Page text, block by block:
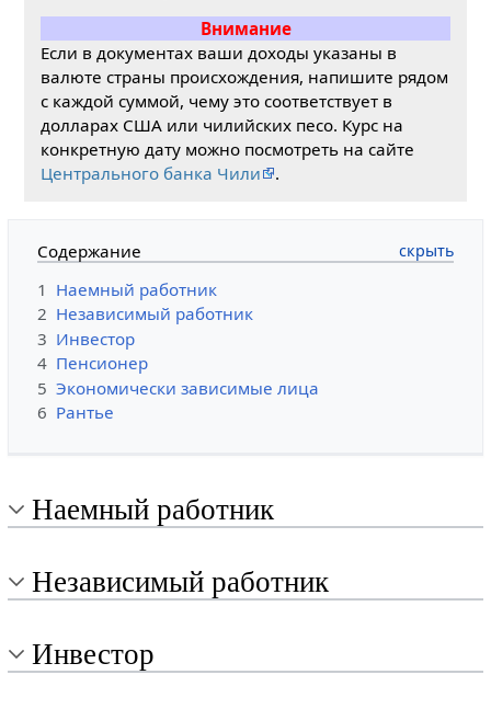
Внимание
Если в документах ваши доходы указаны в
валюте страны происхождения, напишите рядом
с каждой суммой, чему это соответствует в
долларах США или чилийских песо. Курс на
конкретную дату можно посмотреть на сайте
Центрального банка Чили
.
Содержание
1 Наемный работник
2 Независимый работник
3 Инвестор
4 Пенсионер
5 Экономически зависимые лица
6 Рантье
Наемный работник
Независимый работник
Инвестор